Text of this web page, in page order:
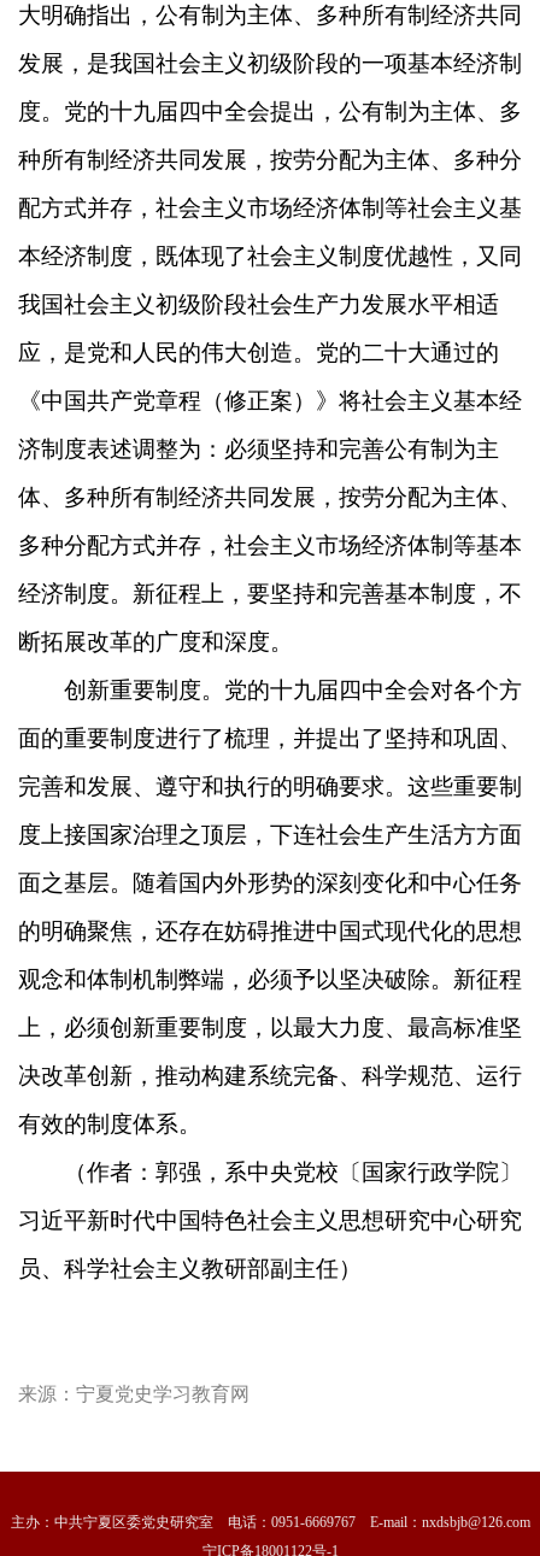
大明确指出，公有制为主体、多种所有制经济共同
发展，是我国社会主义初级阶段的一项基本经济制
度。党的十九届四中全会提出，公有制为主体、多
种所有制经济共同发展，按劳分配为主体、多种分
配方式并存，社会主义市场经济体制等社会主义基
本经济制度，既体现了社会主义制度优越性，又同
我国社会主义初级阶段社会生产力发展水平相适
应，是党和人民的伟大创造。党的二十大通过的
《中国共产党章程（修正案）》将社会主义基本经
济制度表述调整为：必须坚持和完善公有制为主
体、多种所有制经济共同发展，按劳分配为主体、
多种分配方式并存，社会主义市场经济体制等基本
经济制度。新征程上，要坚持和完善基本制度，不
断拓展改革的广度和深度。
创新重要制度。党的十九届四中全会对各个方
面的重要制度进行了梳理，并提出了坚持和巩固、
完善和发展、遵守和执行的明确要求。这些重要制
度上接国家治理之顶层，下连社会生产生活方方面
面之基层。随着国内外形势的深刻变化和中心任务
的明确聚焦，还存在妨碍推进中国式现代化的思想
观念和体制机制弊端，必须予以坚决破除。新征程
上，必须创新重要制度，以最大力度、最高标准坚
决改革创新，推动构建系统完备、科学规范、运行
有效的制度体系。
（作者：郭强，系中央党校〔国家行政学院〕
习近平新时代中国特色社会主义思想研究中心研究
员、科学社会主义教研部副主任）
来源： 宁夏党史学习教育网
主办：中共宁夏区委党史研究室 电话：0951-6669767 E-mail：nxdsbjb@126.com
宁ICP备18001122号-1